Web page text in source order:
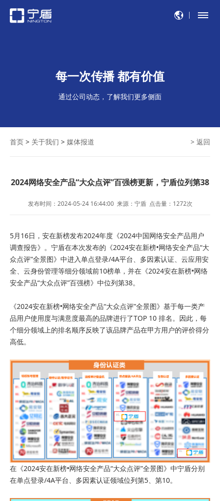
每一次传播 都有价值
通过公司动态，了解我们更多侧面
> 返回
首页 > 关于我们 > 媒体报道
2024网络安全产品“大众点评”百强榜更新，宁盾位列第38
发布时间：2024-05-24 16:44:00 来源：宁盾点击量： 1272次
5月16日，安在新榜发布2024年度《2024中国网络安全产品用户
调查报告》。宁盾在本次发布的《2024安在新榜•网络安全产品“大
众点评”全景图》中进入单点登录/4A平台、多因素认证、云应用安
全、云身份管理等细分领域前10榜单，并在《2024安在新榜•网络
安全产品“大众点评”百强榜》中位列第38。
《2024安在新榜•网络安全产品“大众点评”全景图》基于每一类产
品用户使用度与满意度最高的品牌进行了TOP 10 排名。因此，每
个细分领域上的排名顺序反映了该品牌产品在甲方用户的评价得分
高低。
在《2024安在新榜•网络安全产品“大众点评”全景图》中宁盾分别
在单点登录/4A平台、多因素认证领域位列第5、第10。